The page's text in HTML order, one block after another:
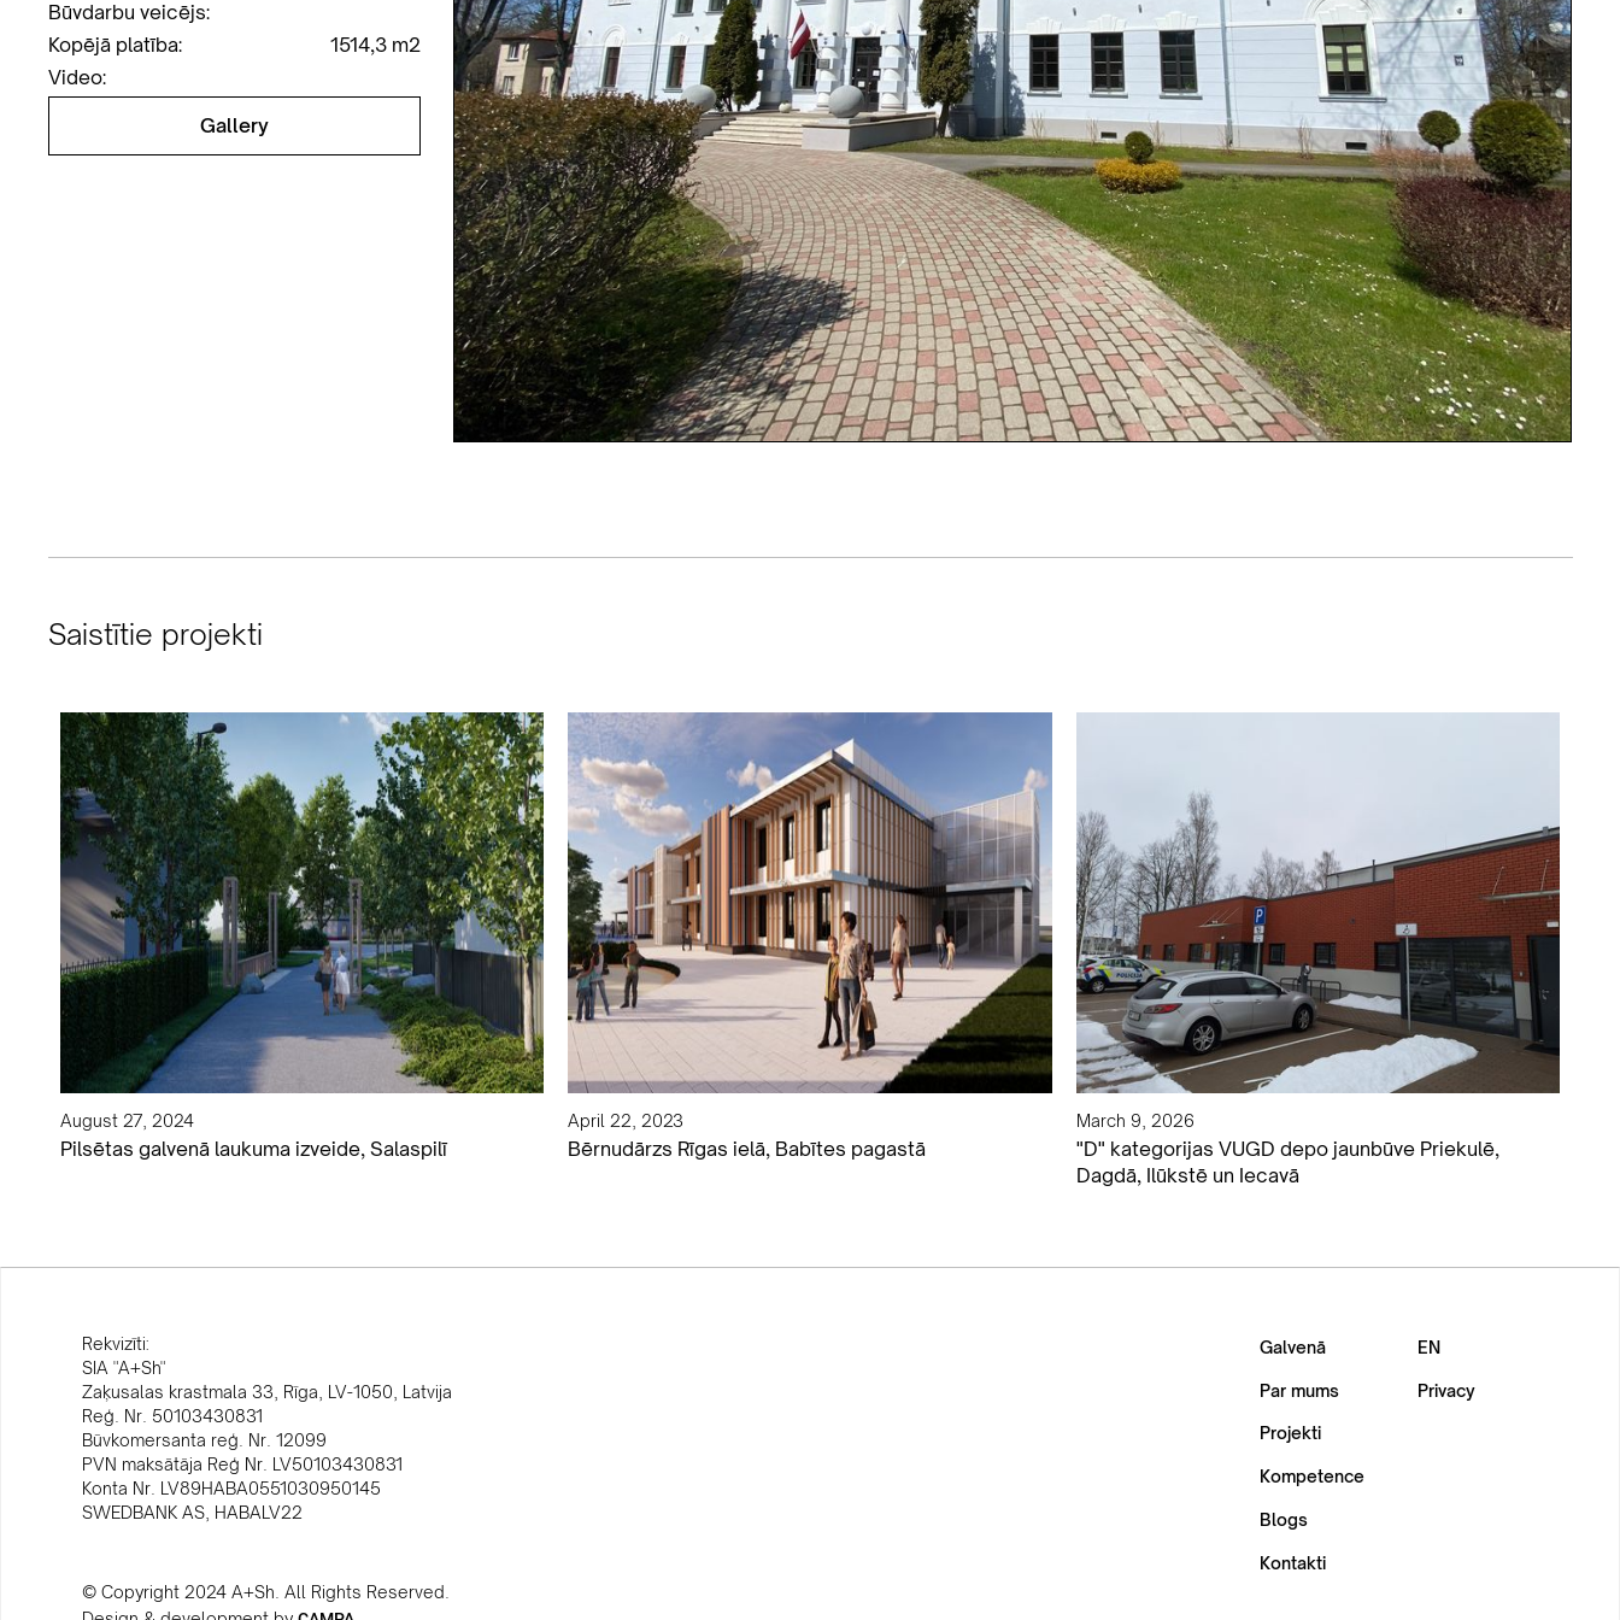
Būvdarbu veicējs:
Kopējā platība:
1514,3 m2
Video:
Gallery
Saistītie projekti
August 27, 2024
Pilsētas galvenā laukuma izveide, Salaspilī
April 22, 2023
Bērnudārzs Rīgas ielā, Babītes pagastā
March 9, 2026
"D" kategorijas VUGD depo jaunbūve Priekulē,
Dagdā, Ilūkstē un Iecavā
Rekvizīti:
SIA "A+Sh"
Zaķusalas krastmala 33, Rīga, LV-1050, Latvija
Reģ. Nr. 50103430831
Būvkomersanta reģ. Nr. 12099
PVN maksātāja Reģ Nr. LV50103430831
Konta Nr. LV89HABA0551030950145
SWEDBANK AS, HABALV22
© Copyright 2024 A+Sh. All Rights Reserved.
Galvenā
Par mums
Projekti
Kompetence
Blogs
Kontakti
EN
Privacy